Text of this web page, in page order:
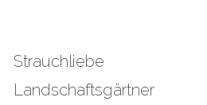
Strauchliebe
Landschaftsgärtner